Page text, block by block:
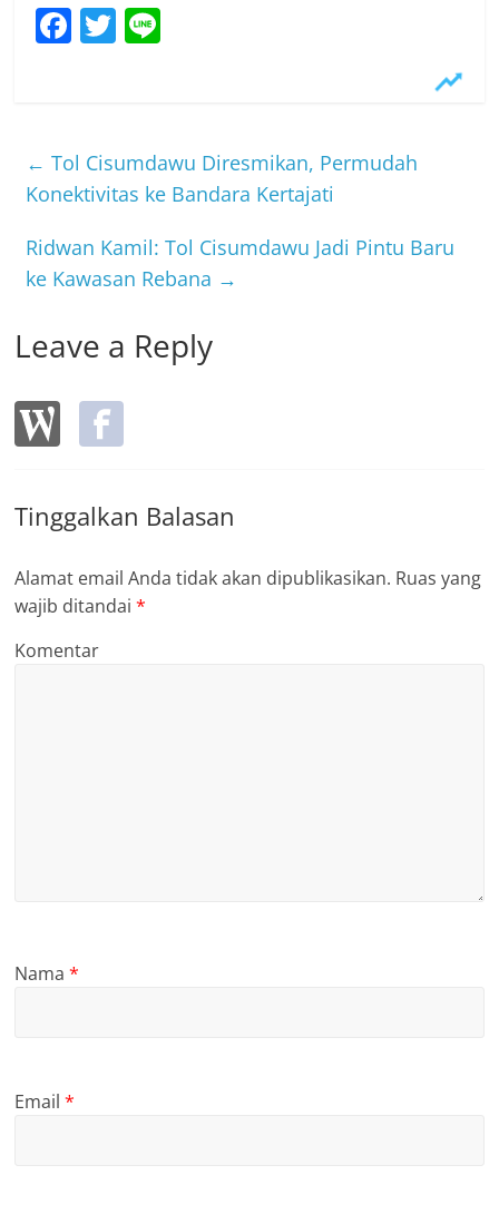
F
b
o
o
k
T
← Tol Cisumdawu Diresmikan, Permudah
Konektivitas ke Bandara Kertajati
Ridwan Kamil: Tol Cisumdawu Jadi Pintu Baru
ke Kawasan Rebana →
Leave a Reply
Tinggalkan Balasan
Alamat email Anda tidak akan dipublikasikan. Ruas yang
wajib ditandai*
Komentar
Nama*
Email*